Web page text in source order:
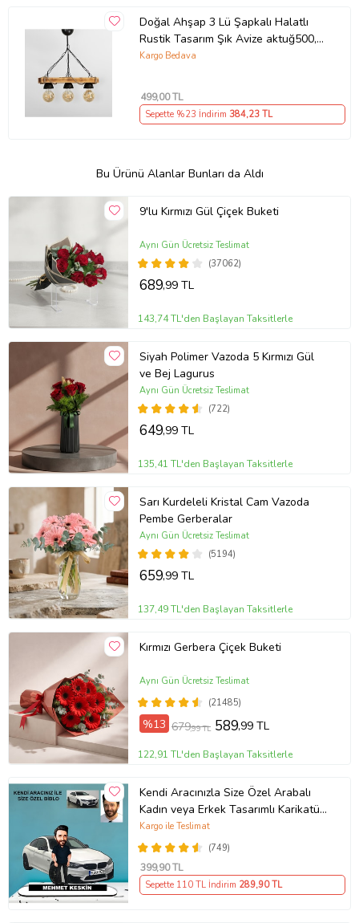
Doğal Ahşap 3 Lü Şapkalı Halatlı
Rustik Tasarım Şık Avize aktuğ500,
one size
Kargo Bedava
499,00 TL
Sepette %23 İndirim 384,23 TL
Bu Ürünü Alanlar Bunları da Aldı
9'lu Kırmızı Gül Çiçek Buketi
(37062)
Aynı Gün Ücretsiz Teslimat
689,99 TL
143,74 TL'den Başlayan Taksitlerle
Siyah Polimer Vazoda 5 Kırmızı Gül
ve Bej Lagurus
(722)
Aynı Gün Ücretsiz Teslimat
649,99 TL
135,41 TL'den Başlayan Taksitlerle
Sarı Kurdeleli Kristal Cam Vazoda
Pembe Gerberalar
(5194)
Aynı Gün Ücretsiz Teslimat
659,99 TL
137,49 TL'den Başlayan Taksitlerle
Kırmızı Gerbera Çiçek Buketi
(21485)
Aynı Gün Ücretsiz Teslimat
%13 679,99 TL 589,99 TL
122,91 TL'den Başlayan Taksitlerle
Kendi Aracınızla Size Özel Arabalı
Kadın veya Erkek Tasarımlı Karikatür
Biblo , Babalar Günü Hediyesi,
Erkeğe Hediye, Rent A Car Hediyesi
(749)
Kargo ile Teslimat
399,90 TL
Sepette 110 TL İndirim 289,90 TL